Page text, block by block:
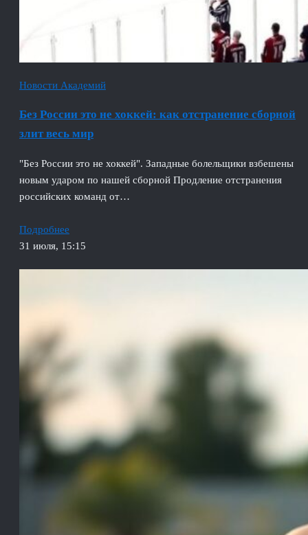
Новости Академий
Без России это не хоккей: как отстранение сборной
злит весь мир
"Без России это не хоккей". Западные болельщики взбешены
новым ударом по нашей сборной Продление отстранения
российских команд от…
Подробнее
31 июля, 15:15